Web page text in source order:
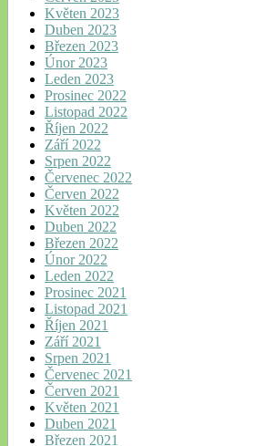
Květen 2023
Duben 2023
Březen 2023
Únor 2023
Leden 2023
Prosinec 2022
Listopad 2022
Říjen 2022
Září 2022
Srpen 2022
Červenec 2022
Červen 2022
Květen 2022
Duben 2022
Březen 2022
Únor 2022
Leden 2022
Prosinec 2021
Listopad 2021
Říjen 2021
Září 2021
Srpen 2021
Červenec 2021
Červen 2021
Květen 2021
Duben 2021
Březen 2021